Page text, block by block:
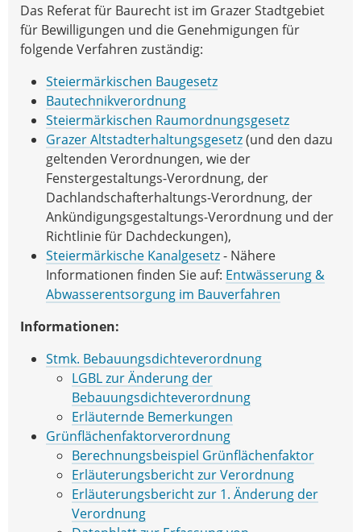
Das Referat für Baurecht ist im Grazer Stadtgebiet
für Bewilligungen und die Genehmigungen für
folgende Verfahren zuständig:
Steiermärkischen Baugesetz
Bautechnikverordnung
Steiermärkischen Raumordnungsgesetz
Grazer Altstadterhaltungsgesetz(und den dazu
geltenden Verordnungen, wie der
Fenstergestaltungs-Verordnung, der
Dachlandschafterhaltungs-Verordnung, der
Ankündigungsgestaltungs-Verordnung und der
Richtlinie für Dachdeckungen),
Steiermärkische Kanalgesetz- Nähere
Informationen finden Sie auf: Entwässerung &
Abwasserentsorgung im Bauverfahren
Informationen:
Stmk. Bebauungsdichteverordnung
LGBL zur Änderung der
Bebauungsdichteverordnung
Erläuternde Bemerkungen
Grünflächenfaktorverordnung
Berechnungsbeispiel Grünflächenfaktor
Erläuterungsbericht zur Verordnung
Erläuterungsbericht zur 1. Änderung der
Verordnung